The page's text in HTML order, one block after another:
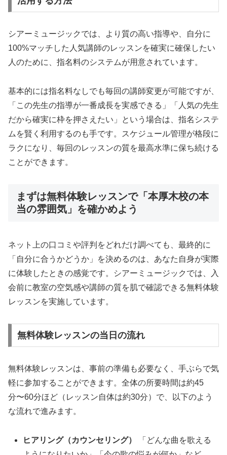
シアーミュージックでは、より質の高い指導や、自分に
100%マッチした人気講師のレッスンを確実に確保したい
人のために、指名料のシステムが用意されています。
基本的には指名料なしでも毎回の講師変更が可能ですが、
「この先生の指導が一番成長を実感できる」「人気の先生
だから確実に枠を押さえたい」という場合は、指名システ
ムを賢く利用するのも手です。スケジュール管理が格段に
ラクになり、毎回のレッスンの質を最高水準に保ち続ける
ことができます。
まずは無料体験レッスンで「本厚木校の本
当の雰囲気」を確かめよう
ネット上の口コミや評判をどれだけ調べても、最終的に
「自分に合うかどうか」を決めるのは、あなた自身が実際
に体験したときの感覚です。シアーミュージックでは、入
会前に教室の空気感や講師の質を肌で確認できる無料体験
レッスンを実施しています。
無料体験レッスンの当日の流れ
無料体験レッスンは、事前の準備も必要なく、手ぶらで気
軽に参加することができます。全体の所要時間は約45
分〜60分ほど（レッスン自体は約30分）で、以下のよう
な流れで進みます。
ヒアリング（カウンセリング）
「どんな曲を歌える